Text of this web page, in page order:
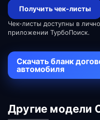
Получить чек-листы
Чек-листы доступны в
приложении ТурбоПоиск.
Скачать бланк
автомобиля
Другие модели